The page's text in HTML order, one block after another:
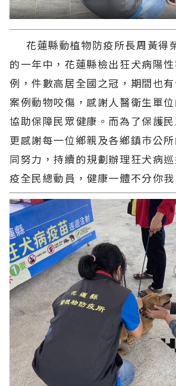
花蓮縣動植物防疫所長周黃得
的一年中，花蓮縣檢出狂犬病陽
例，件數高居全國之冠，期間也
案例動物咬傷，感謝人醫衛生單位
協助保障民眾健康。而為了保護民
更感謝每一位鄉親及各鄉鎮巿公
同努力，持續的規劃辦理狂犬病
疫全民總動員，健康一體不分你我